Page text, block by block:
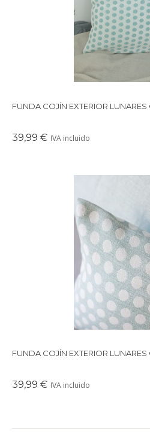
FUNDA COJÍN EXTERIOR LUNARES
39,99 € IVA incluido
Funda de cojín de exterior con
verde agua y crema.
FUNDA COJÍN EXTERIOR LUNARES
39,99 € IVA incluido